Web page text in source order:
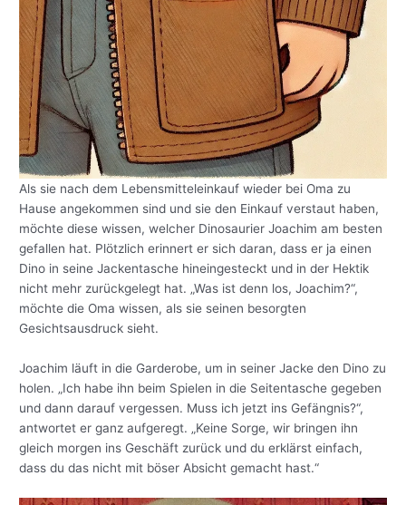
Als sie nach dem Lebensmitteleinkauf wieder bei Oma zu
Hause angekommen sind und sie den Einkauf verstaut haben,
möchte diese wissen, welcher Dinosaurier Joachim am besten
gefallen hat. Plötzlich erinnert er sich daran, dass er ja einen
Dino in seine Jackentasche hineingesteckt und in der Hektik
nicht mehr zurückgelegt hat. „Was ist denn los, Joachim?“,
möchte die Oma wissen, als sie seinen besorgten
Gesichtsausdruck sieht.
Joachim läuft in die Garderobe, um in seiner Jacke den Dino zu
holen. „Ich habe ihn beim Spielen in die Seitentasche gegeben
und dann darauf vergessen. Muss ich jetzt ins Gefängnis?“,
antwortet er ganz aufgeregt. „Keine Sorge, wir bringen ihn
gleich morgen ins Geschäft zurück und du erklärst einfach,
dass du das nicht mit böser Absicht gemacht hast.“